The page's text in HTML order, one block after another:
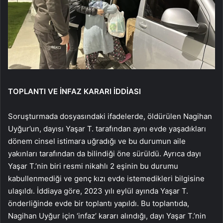
TOPLANTI VE İNFAZ KARARI İDDİASI
Soruşturmada dosyasındaki ifadelerde, öldürülen Nagihan
Uyğur’un, dayısı Yaşar T. tarafından aynı evde yaşadıkları
dönem cinsel istimara uğradığı ve bu durumun aile
yakınları tarafından da bilindiği öne sürüldü. Ayrıca dayı
Yaşar T.’nin biri resmi nikahlı 2 eşinin bu durumu
kabullenmediği ve genç kızı evde istemedikleri bilgisine
ulaşıldı. İddiaya göre, 2023 yılı eylül ayında Yaşar T.
önderliğinde evde bir toplantı yapıldı. Bu toplantıda,
Nagihan Uyğur için ‘infaz’ kararı alındığı, dayı Yaşar T.’nin